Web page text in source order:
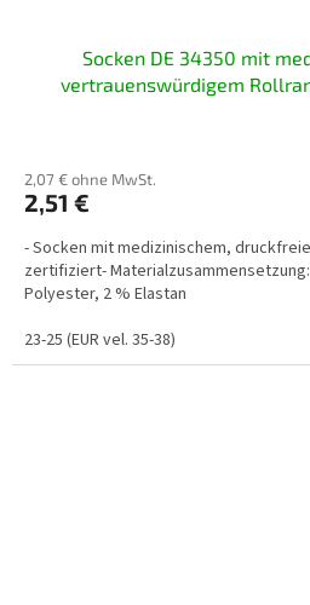
Socken DE 34350 mit
vertrauenswürdigem
2,07 € ohne MwSt.
2,51 €
- Socken mit medizinischem,
zertifiziert-
Polyester, 2 % Elastan
23-25 (EUR vel. 35-38)